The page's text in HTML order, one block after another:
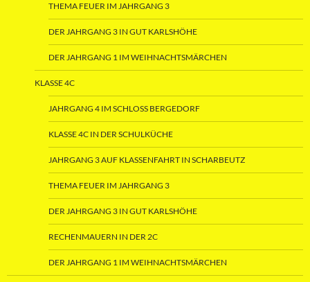
THEMA FEUER IM JAHRGANG 3
DER JAHRGANG 3 IN GUT KARLSHÖHE
DER JAHRGANG 1 IM WEIHNACHTSMÄRCHEN
KLASSE 4C
JAHRGANG 4 IM SCHLOSS BERGEDORF
KLASSE 4C IN DER SCHULKÜCHE
JAHRGANG 3 AUF KLASSENFAHRT IN SCHARBEUTZ
THEMA FEUER IM JAHRGANG 3
DER JAHRGANG 3 IN GUT KARLSHÖHE
RECHENMAUERN IN DER 2C
DER JAHRGANG 1 IM WEIHNACHTSMÄRCHEN